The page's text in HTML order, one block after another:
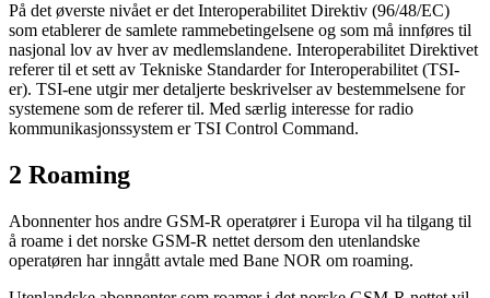
På det øverste nivået er det Interoperabilitet Direktiv (96/48/EC)
som etablerer de samlete rammebetingelsene og som må innføres til
nasjonal lov av hver av medlemslandene. Interoperabilitet Direktivet
referer til et sett av Tekniske Standarder for Interoperabilitet (TSI-
er). TSI-ene utgir mer detaljerte beskrivelser av bestemmelsene for
systemene som de referer til. Med særlig interesse for radio
kommunikasjonssystem er TSI Control Command.
2 Roaming
Abonnenter hos andre GSM-R operatører i Europa vil ha tilgang til
å roame i det norske GSM-R nettet dersom den utenlandske
operatøren har inngått avtale med Bane NOR om roaming.